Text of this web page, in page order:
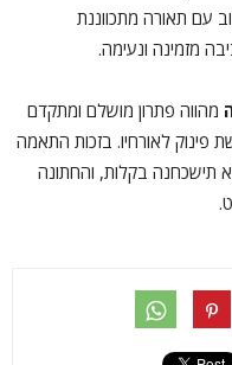
עם תאורה מתכווננת
מזמינה ונעימה.
מהווה פתרון מושלם ומתקדם
פינוק לאורחיו. בזכות התאמה
תישכחנה בקלות, והחתונה